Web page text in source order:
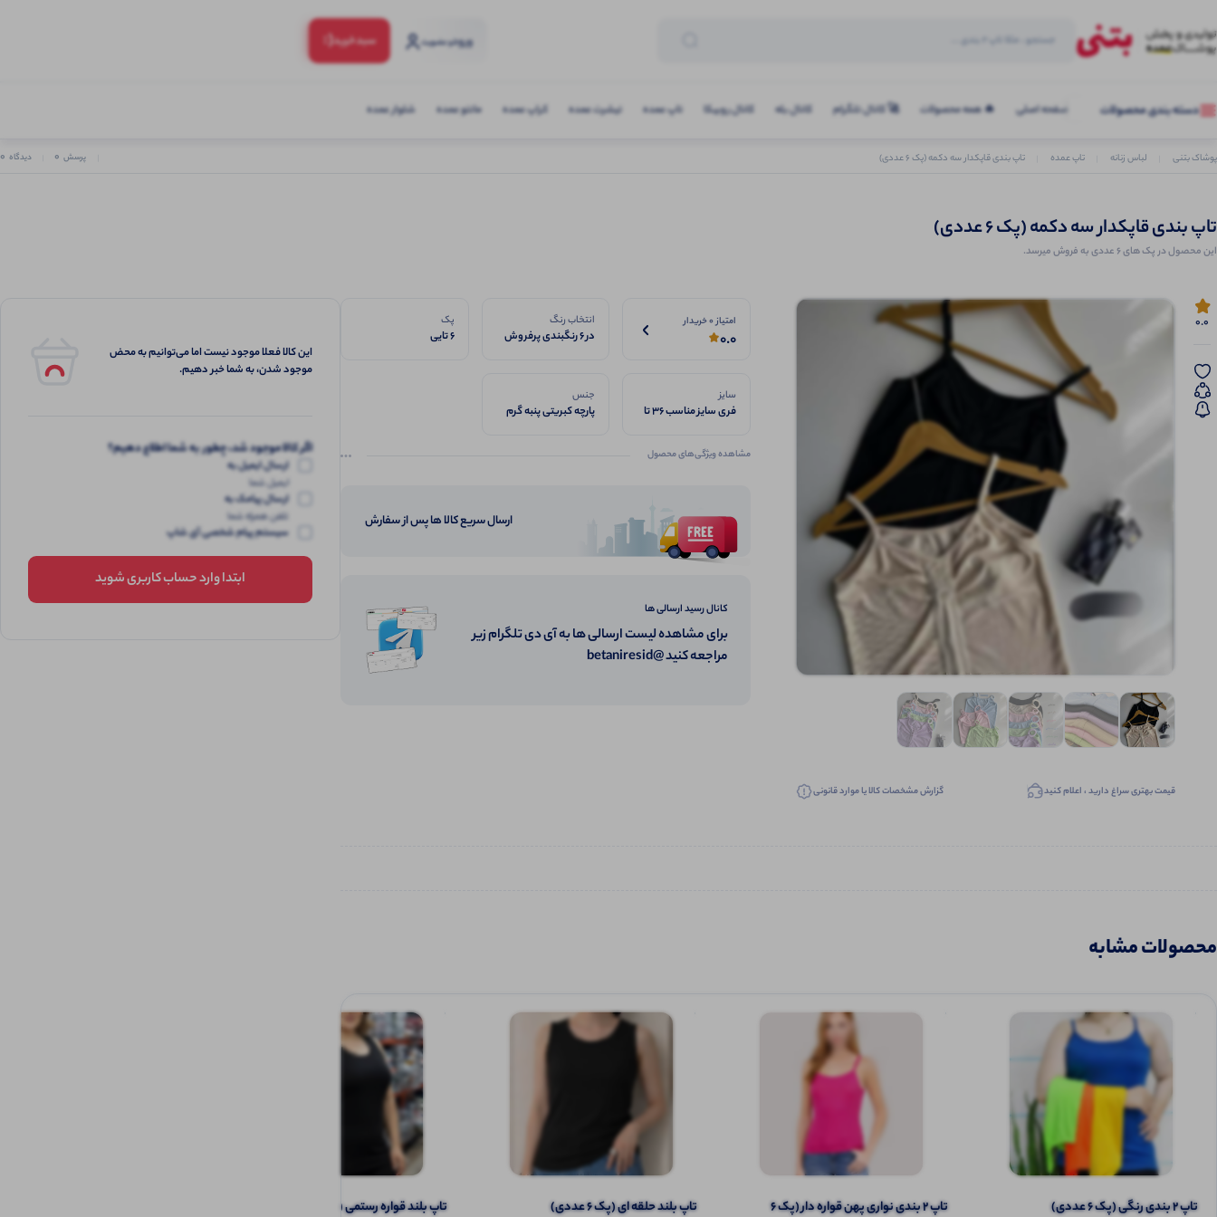
ورودو عضویت سبد‌خرید(:
دسته بندی محصولات صفحه اصلی 🔥 همه محصولات 🚀 کانال تلگرام کانال بله کانال روبیکا تاپ عمده تیشرت عمده کراپ عمده مانتو عمده شلوار عمده
پوشاک بتنی لباس زنانه تاپ عمده تاپ بندی قاپکدار سه دکمه (پک 6 عددی) پرسش 0 دیدگاه 0
تاپ بندی قاپکدار سه دکمه (پک 6 عددی)
این محصول در پک های 6 عددی به فروش میرسد.
0.0
قیمت بهتری سراغ دارید ، اعلام کنید گزارش مشخصات کالا یا موارد قانونی
امتیاز 0 خریدار
0.0
انتخاب رنگ
در ۶ رنگبندی پرفروش
پک
6 تایی
سایز
فری سایز مناسب ۳۶ تا
جنس
پارچه کبریتی پنبه گرم
مشاهده ویژگی‌های محصول
ارسال سریع کالا ها پس از سفارش
کانال رسید ارسالی ها
برای مشاهده لیست ارسالی ها به آی دی تلگرام زیر
مراجعه کنید @betaniresid
محصولات مشابه
تاپ ۲ بندی رنگی (پک 6 عددی)
تاپ ۲ بندی نواری پهن قواره دار (پک 6
تاپ بلند حلقه ای (پک 6 عددی) تاپ بلند قواره رستمی (پک 6 عددی)
این کالا فعلا موجود نیست اما می‌توانیم به محض
موجود شدن، به شما خبر دهیم.
اگر کالا موجود شد، چطور به شما اطلاع دهیم؟
ارسال ایمیل به
ایمیل شما
ارسال پیامک به
تلفن همراه شما
سیستم پیام شخصی آی شاپ
ابتدا وارد حساب کاربری شوید